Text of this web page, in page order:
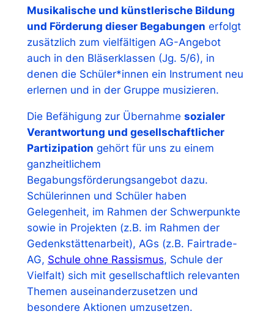
Musikalische und künstlerische Bildung
und Förderung dieser Begabungen erfolgt
zusätzlich zum vielfältigen AG-Angebot
auch in den Bläserklassen (Jg. 5/6), in
denen die Schüler*innen ein Instrument neu
erlernen und in der Gruppe musizieren.
Die Befähigung zur Übernahme sozialer
Verantwortung und gesellschaftlicher
Partizipation gehört für uns zu einem
ganzheitlichem
Begabungsförderungsangebot dazu.
Schülerinnen und Schüler haben
Gelegenheit, im Rahmen der Schwerpunkte
sowie in Projekten (z.B. im Rahmen der
Gedenkstättenarbeit), AGs (z.B. Fairtrade-
AG, Schule ohne Rassismus, Schule der
Vielfalt) sich mit gesellschaftlich relevanten
Themen auseinanderzusetzen und
besondere Aktionen umzusetzen.